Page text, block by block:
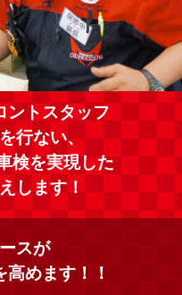
ントスタッフ
行ない、
検を実現した
します！
スが
めます！！